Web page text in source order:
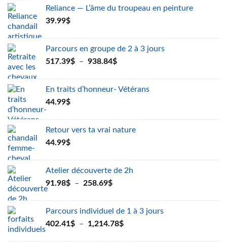
Reliance — L’âme du troupeau en peinture
39.99$
Parcours en groupe de 2 à 3 jours
517.39$ – 938.84$Plage
517.39$
En traits d’honneur- Vétérans
44.99$
Retour vers ta vrai nature
44.99$
Atelier découverte de 2h
91.98$ – 258.69$Plage
91.98$
à
Parcours individuel de 1 à 3 jours
402.41$ – 1,214.78$Plage